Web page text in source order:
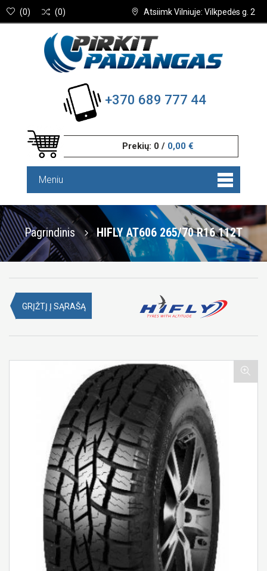
Atsiimk Vilniuje: Vilkpedės g. 2
(0) (0)
+370 689 777 44
Prekių: 0 / 0,00 €
Meniu
Pagrindinis HIFLY AT606 265/70 R16 112T
GRĮŽTĮ Į SĄRAŠĄ